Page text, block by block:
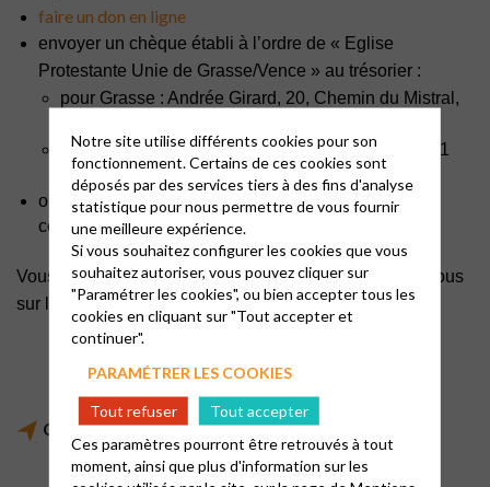
faire un don en ligne
envoyer un chèque établi à l’ordre de « Eglise
Protestante Unie de Grasse/Vence » au trésorier :
pour Grasse : Andrée Girard, 20, Chemin du Mistral,
pour Vence : Eglise protestante Unie de Vence, 21
avenue de la Résistance, 06140 Vence
ou faire un virement ponctuel ou mieux, régulier, au
compte de la paroisse : contactez-nous.
Vous ne recevez pas encore notre bulletin ? Rendez-vous
sur la page
Comment nous contacter ?
Le temple de Grasse
Notre site utilise différents cookies pour son
fonctionnement. Certains de ces cookies sont
déposés par des services tiers à des fins d'analyse
statistique pour nous permettre de vous fournir
une meilleure expérience.
Si vous souhaitez configurer les cookies que vous
souhaitez autoriser, vous pouvez cliquer sur
"Paramétrer les cookies", ou bien accepter tous les
cookies en cliquant sur "Tout accepter et
continuer".
PARAMÉTRER LES COOKIES
Tout refuser
Tout accepter
Ces paramètres pourront être retrouvés à tout
moment, ainsi que plus d'information sur les